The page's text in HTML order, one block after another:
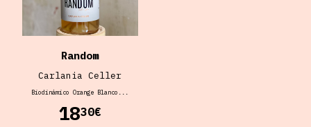
Random
Carlania Celler
Biodinámico Orange Blanco ...
1830€